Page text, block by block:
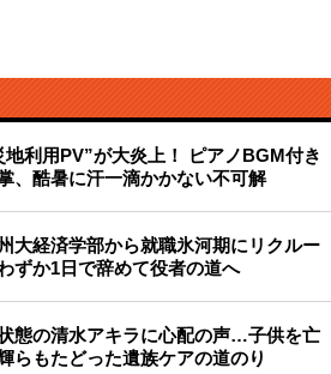
地利用PV”が大炎上！ ピアノBGM付き
、酷暑に汗一滴かかない不可解
大経済学部から就職氷河期にリクルー
ずか1日で辞めて役者の道へ
態の清水アキラに心配の声…子供を亡
らもたどった遺族ケアの道のり